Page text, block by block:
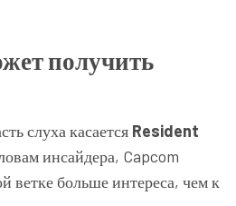
получить
слуха касается Resident
инсайдера, Capcom
ветке больше интереса, чем к